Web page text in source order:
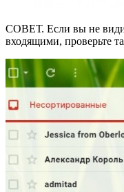
СОВЕТ. Если вы не
входящими, проверьте